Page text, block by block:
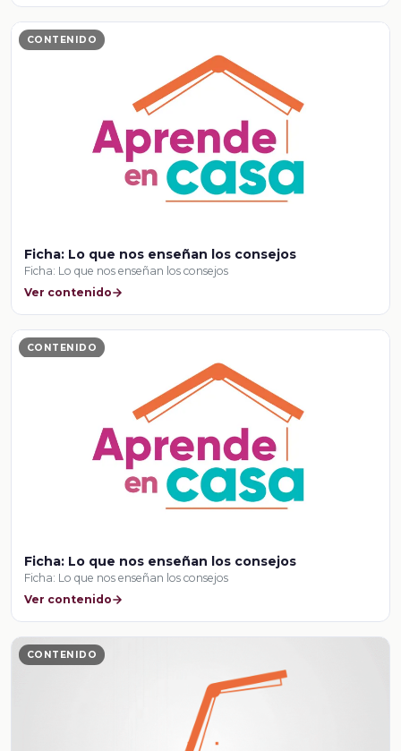
CONTENIDO
Ficha: Lo que nos enseñan los consejos
Ficha: Lo que nos enseñan los consejos
Ver contenido
CONTENIDO
Ficha: Lo que nos enseñan los consejos
Ficha: Lo que nos enseñan los consejos
Ver contenido
CONTENIDO